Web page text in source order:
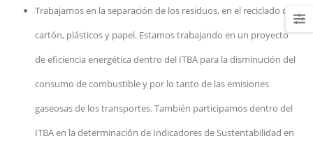
Trabajamos en la separación de los residuos, en el reciclado de
cartón, plásticos y papel. Estamos trabajando en un proyecto
de eficiencia energética dentro del ITBA para la disminución del
consumo de combustible y por lo tanto de las emisiones
gaseosas de los transportes. También participamos dentro del
ITBA en la determinación de Indicadores de Sustentabilidad en